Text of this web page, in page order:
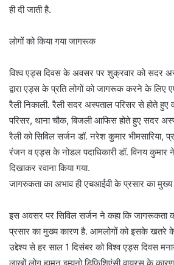
ही दी जाती है.
लोगों को किया गया जागरूक
विश्व एड्स दिवस के अवसर पर शुक्रवार को सदर
द्वारा एड्स के प्रति लोगों को जागरूक करने के
रैली निकाली. रैली सदर अस्पताल परिसर से होते हुए
परिसर, थाना चौक, बिजली आफिस होते हुए सदर
रैली को सिविल सर्जन डॉ. नरेश कुमार भीमसारिया,
रंजन व एड्स के नोडल पदाधिकारी डॉ. विनय
दिखाकर रवाना किया गया.
जागरुकता का अभाव ही एचआईवी के प्रसार का
इस अवसर पर सिविल सर्जन ने कहा कि जागरूकता
प्रसार का मुख्य कारण है. आमलोगों को इसके
उद्देश्य से हर साल 1 दिसंबर को विश्व एड्स दिवस